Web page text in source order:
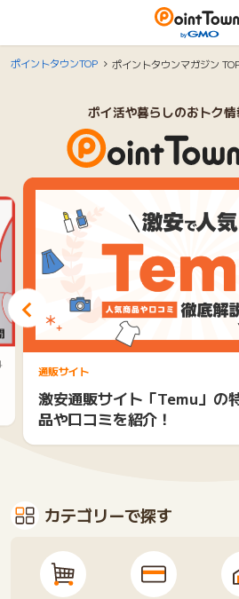
ポイントタウンTOP ポイントタウンマガジン
ポイ活や暮らしのおトク情
ポイントタウンマガジ
通販サイト
激安通販サイト「Temu」の
品や口コミを紹介！
カテゴリーで探す